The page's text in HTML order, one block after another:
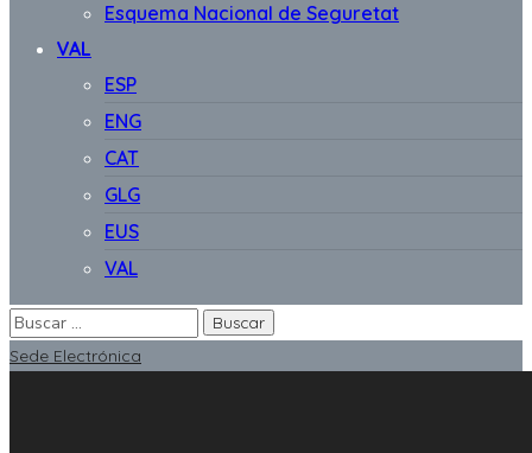
Esquema Nacional de Seguretat
VAL
ESP
ENG
CAT
GLG
EUS
VAL
Sede Electrónica